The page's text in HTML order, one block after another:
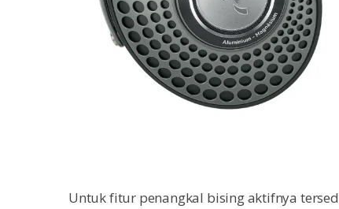
Untuk fitur penangkal bising aktifnya